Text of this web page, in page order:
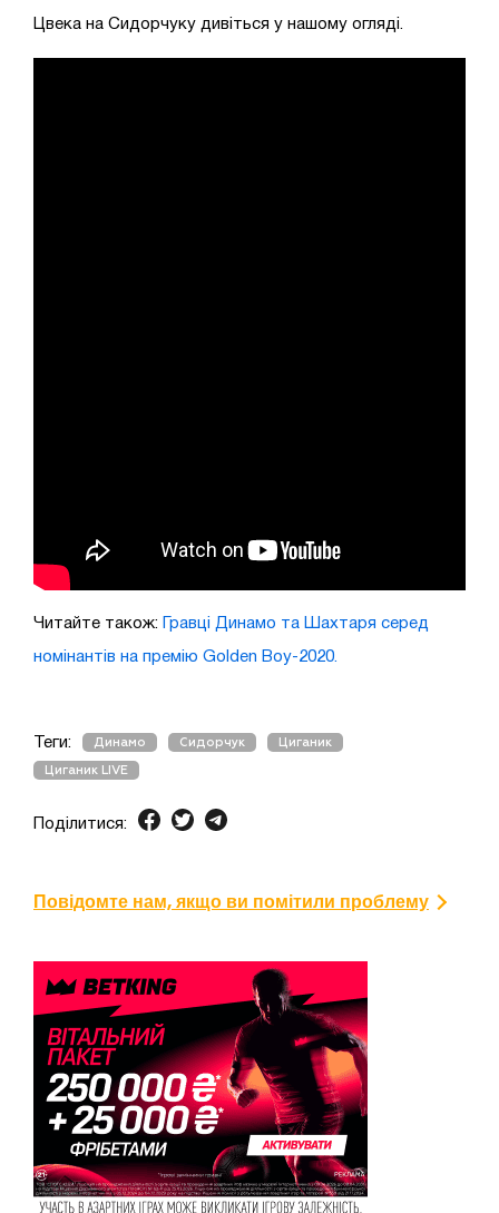
Цвека на Сидорчуку дивіться у нашому огляді.
Читайте також: Гравці Динамо та Шахтаря серед
номінантів на премію Golden Boy-2020.
Теги: Динамо Сидорчук Циганик
Циганик LIVE
Поділитися:
Повідомте нам, якщо ви помітили проблему